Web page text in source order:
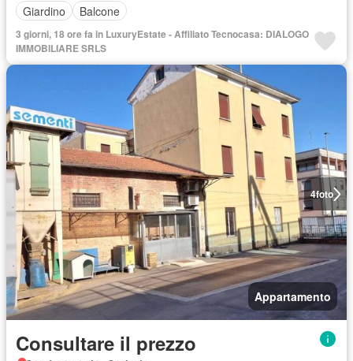
Giardino
Balcone
3 giorni, 18 ore fa in LuxuryEstate - Affiliato Tecnocasa: DIALOGO
IMMOBILIARE SRLS
4foto
Appartamento
Consultare il prezzo